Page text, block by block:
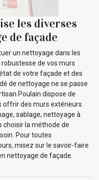
les diverses
de façade
un nettoyage dans les
de vos murs
de votre façade et des
de nettoyage ne se passe
Poulain dispose de
offrir des murs extérieurs
sablage, nettoyage à
choisir la méthode de
Pour toutes
misez sur le savoir-faire
nettoyage de façade.